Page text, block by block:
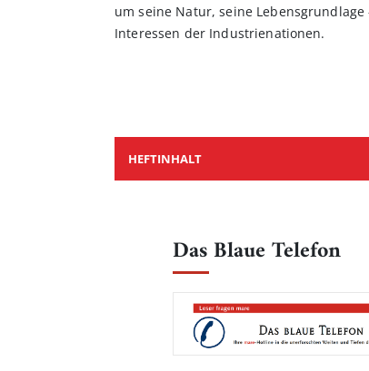
um seine Natur, seine
Interessen der Industrienationen.
HEFTINHALT
Das Blaue Telefon